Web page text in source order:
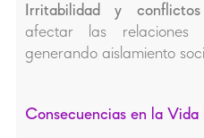
Irritabilidad y conflictos
afectar las relaciones
generando aislamiento
Consecuencias en la Vida